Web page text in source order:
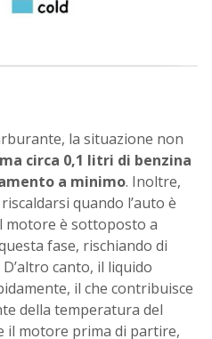
la situazione non
circa 0,1 litri di benzina
a minimo. Inoltre,
quando l’auto è
motore è sottoposto a
fase, rischiando di
canto, il liquido
il che contribuisce
della temperatura del
il motore prima di partire,